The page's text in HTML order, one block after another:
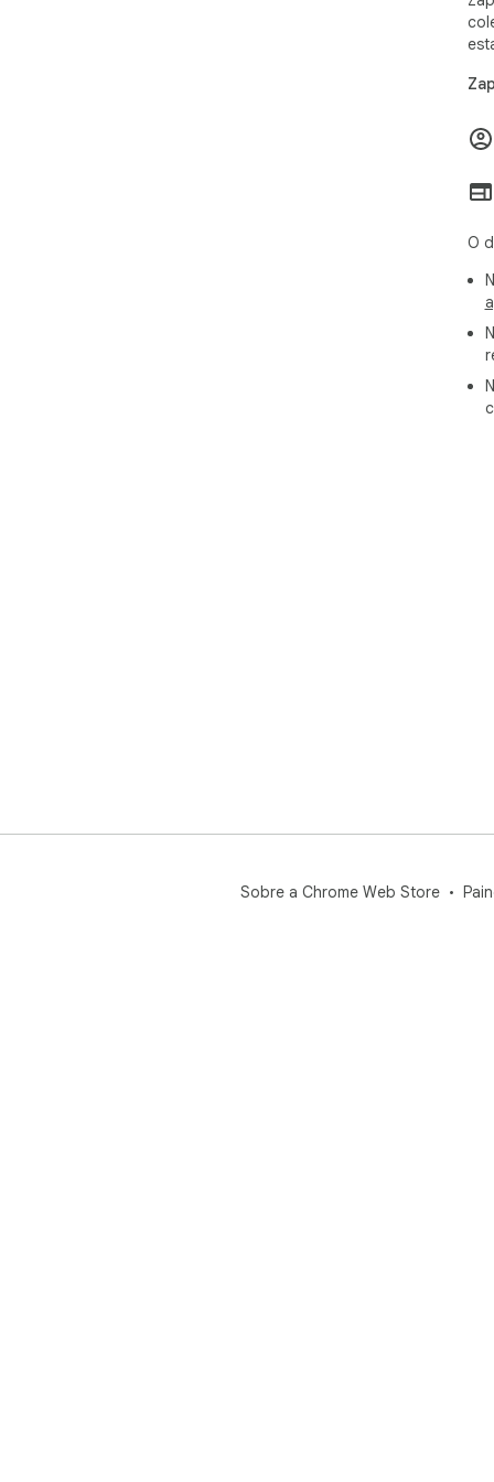
O
Sobre a Chrome Web Store